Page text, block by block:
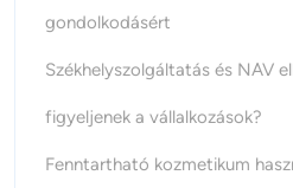
gondolkodásért
Székhelyszolgáltatás és NAV
figyeljenek a vállalkozások?
Fenntartható kozmetikum